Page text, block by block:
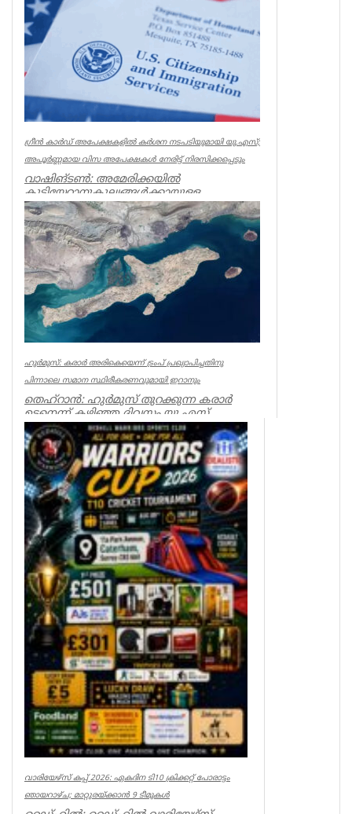
UK NEWS
ഗ്രീൻ കാർഡ് അപേക്ഷകളിൽ കർശന നടപടിയുമായി യു.എസ്;
അപൂർണ്ണമായ വിസ അപേക്ഷകൾ നേരിട്ട് നിരസിക്കപ്പെടും
വാഷിങ്ടൺ: അമേരിക്കയിൽ
കുടിയേറ്റാനുകൂല്യങ്ങൾക്കായുള്ള
നടപടിക്രമങ്ങൾ കൂടുതൽ കർശനമാക്കി
യു.എസ് സിറ്റിസ...
World
ഹുർമുസ്: കരാർ അരികെയെന്ന് ട്രംപ് പ്രഖ്യാപിച്ചതിനു
പിന്നാലെ സമാന സ്ഥിരീകരണവുമായി ഇറാനും
തെഹ്റാൻ: ഹുർമുസ് തുറക്കുന്ന കരാർ
ഉടനെന്ന് കഴിഞ്ഞ ദിവസം യു.എസ്
പ്രസിഡന്റ് ഡോണൾഡ് ട്രംപ് പ്രഖ്യാപിച്ച...
World
വാരിയേഴ്സ് കപ്പ് 2026: ഏകദിന ടി10 ക്രിക്കറ്റ് പോരാട്ടം
ഞായറാഴ്ച; മാറ്റുരയ്ക്കാൻ 9 ടീമുകൾ